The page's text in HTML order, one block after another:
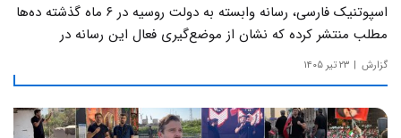
اسپوتنیک فارسی، رسانه وابسته به دولت روسیه در ۶ ماه گذشته ده‌ها
مطلب منتشر کرده که نشان از موضع‌گیری فعال این رسانه‌ در
حساس‌ترین مسائل چالش‌های داخلی ایران دارد.
گزارش ۲۳ تیر ۱۴۰۵